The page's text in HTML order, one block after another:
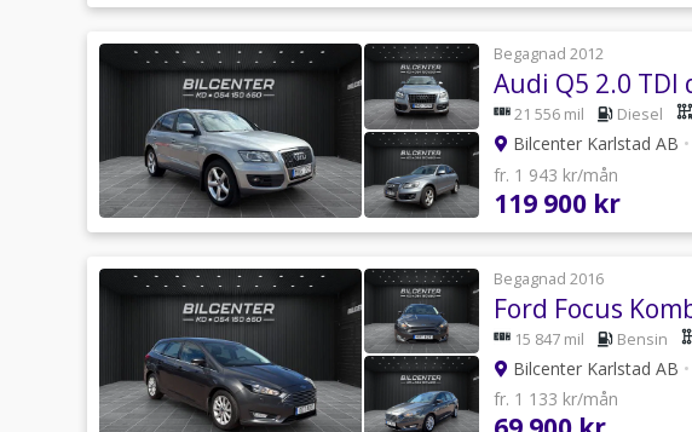
Begagnad 2012
Audi Q5 2.0 TDI
21 556 mil Diesel
Bilcenter Karlstad AB •
fr. 1 943 kr/mån
119 900 kr
Begagnad 2016
Ford Focus
15 847 mil Bensin
Bilcenter Karlstad AB •
fr. 1 133 kr/mån